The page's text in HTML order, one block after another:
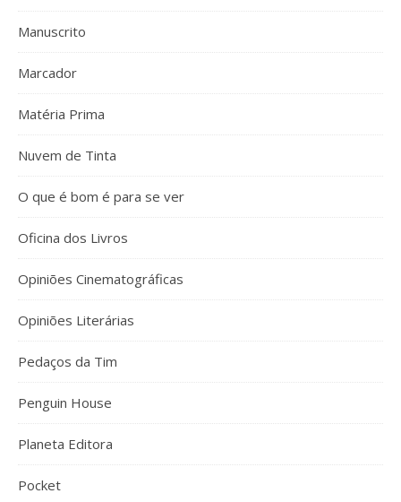
Manuscrito
Marcador
Matéria Prima
Nuvem de Tinta
O que é bom é para se ver
Oficina dos Livros
Opiniões Cinematográficas
Opiniões Literárias
Pedaços da Tim
Penguin House
Planeta Editora
Pocket